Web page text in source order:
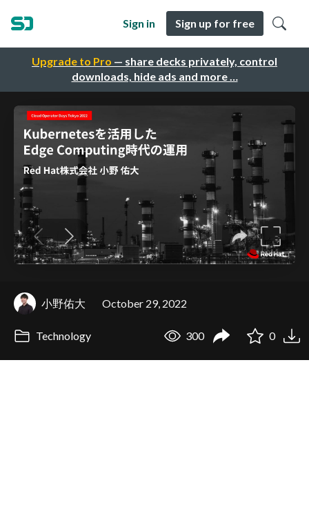
Upgrade to Pro — share decks privately, control
downloads, hide ads and more …
Sign in Sign up for free
小野佑大 October 29, 2022
Technology 300 0